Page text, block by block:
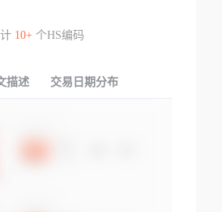
10+个HS编码
描述 交易日期分布